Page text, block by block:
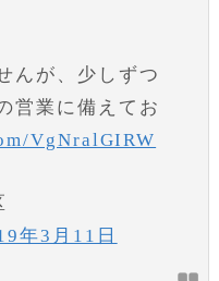
んが、少しずつ
営業に備えてお
VgNralGIRW
年3月11日